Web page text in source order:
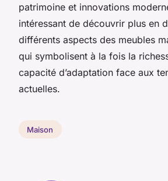
patrimoine et innovations
intéressant de découvrir plus en
différents aspects des meubles
qui symbolisent à la fois la
capacité d’adaptation face aux
actuelles.
Maison